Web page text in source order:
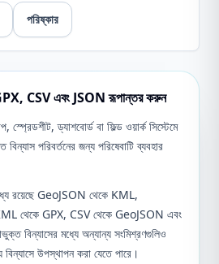
পরিষ্কার
CSV এবং JSON রূপান্তর করুন
ড্যাশবোর্ড বা ফিল্ড ওয়ার্ক সিস্টেমে
পরিবর্তনের জন্য পরিষেবাটি ব্যবহার
রয়েছে GeoJSON থেকে KML,
থেকে GPX, CSV থেকে GeoJSON এবং
বিন্যাসের মধ্যে অন্যান্য সংমিশ্রণগুলিও
বিন্যাসে উপস্থাপন করা যেতে পারে।